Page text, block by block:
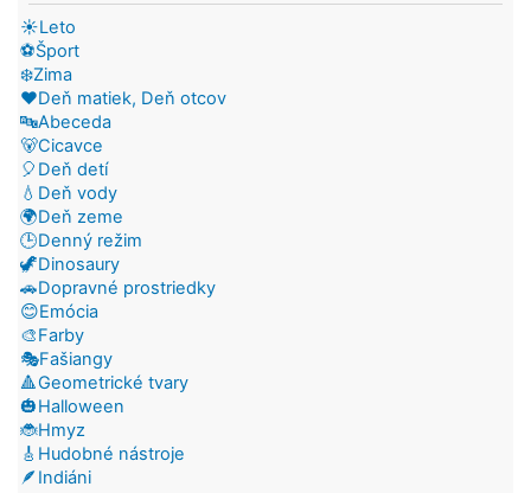
☀️Leto
⚽Šport
❄️Zima
❤️Deň matiek, Deň otcov
🔤Abeceda
🐻Cicavce
🎈Deň detí
💧Deň vody
🌍Deň zeme
🕒Denný režim
🦖Dinosaury
🚗Dopravné prostriedky
😊Emócia
🎨Farby
🎭Fašiangy
🔺Geometrické tvary
🎃Halloween
🐞Hmyz
🎸Hudobné nástroje
🪶Indiáni